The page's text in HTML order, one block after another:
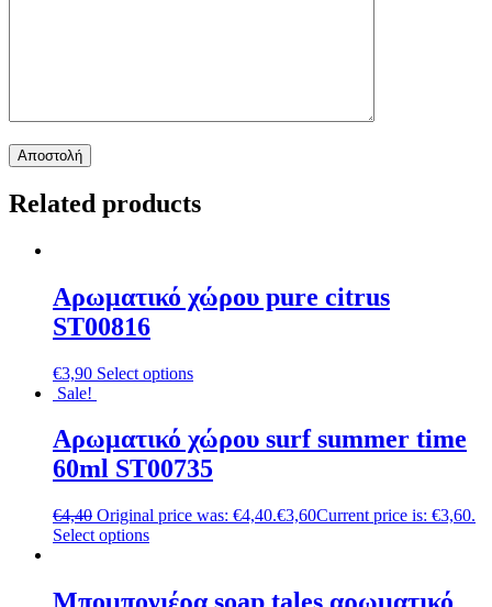
Related products
Αρωματικό χώρου pure citrus
ST00816
€3,90 Select options
Sale!
Αρωματικό χώρου surf summer time
60ml ST00735
€4,40 Original price was: €4,40.€3,60Current price is: €3,60.
Select options